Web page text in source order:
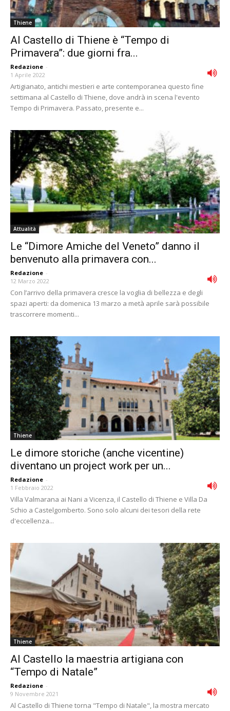
Thiene
Al Castello di Thiene è “Tempo di
Primavera”: due giorni fra...
Redazione -
1 Aprile 2022
Artigianato, antichi mestieri e arte contemporanea questo fine
settimana al Castello di Thiene, dove andrà in scena l'evento
Tempo di Primavera. Passato, presente e...
Attualità
Le “Dimore Amiche del Veneto” danno il
benvenuto alla primavera con...
Redazione -
12 Marzo 2022
Con l’arrivo della primavera cresce la voglia di bellezza e degli
spazi aperti: da domenica 13 marzo a metà aprile sarà possibile
trascorrere momenti...
Thiene
Le dimore storiche (anche vicentine)
diventano un project work per un...
Redazione -
1 Febbraio 2022
Villa Valmarana ai Nani a Vicenza, il Castello di Thiene e Villa Da
Schio a Castelgomberto. Sono solo alcuni dei tesori della rete
d'eccellenza...
Thiene
Al Castello la maestria artigiana con
“Tempo di Natale”
Redazione -
9 Novembre 2021
Al Castello di Thiene torna "Tempo di Natale", la mostra mercato